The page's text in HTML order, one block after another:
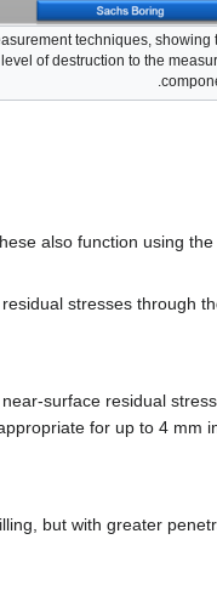
techniques, showing
of destruction to the
also function using
stresses through
surface residual
for up to 4 mm
but with greater